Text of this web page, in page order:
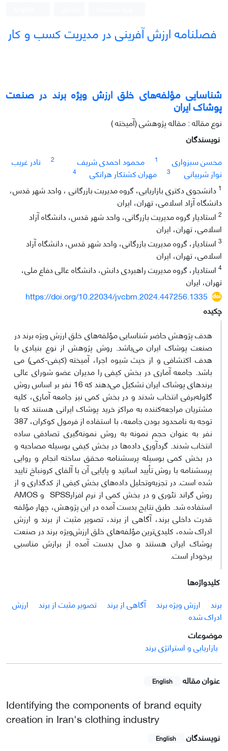
فصلنامه ارزش آفرینی در مدیریت کسب و کار
شناسایی مؤلفه‌های خلق ارزش ویژه برند در صنعت
پوشاک ایران
نوع مقاله : مقاله پژوهشی (آمیخته )
نویسندگان
محسن سبزواری
1 محمود احمدی شریف 2
نادر غریب
نواز شربیانی
3 مهران کشتکار هرانکی
4
1 دانشجوی دکتری بازاریابی، گروه مدیریت بازرگانی ، واحد شهر قدس،
دانشگاه آزاد اسلامی، تهران، ایران
2 استادیار گروه مدیریت بازرگانی، واحد شهر قدس، دانشگاه آزاد
اسلامی، تهران، ایران
3 استادیار، گروه مدیریت بازرگانی، واحد شهر قدس، دانشگاه آزاد
اسلامی، تهران، ایران
4 استادیار، گروه مدیریت راهبردی دانش، دانشگاه عالی دفاع ملی،
تهران، ایران
https://doi.org/10.22034/jvcbm.2024.447256.1335
چکیده
هدف پژوهش حاضر شناسایی مؤلفه‌های خلق ارزش ویژه برند در
صنعت پوشاک ایران می‌باشد. روش پژوهش از نوع بنیادی با
هدف اکتشافی و از حیث شیوه اجرا، آمیخته (کیفی-کمی) می
باشد. جامعه آماری در بخش کیفی را مدیران عضو شورای عالی
برندهای پوشاک ایران تشکیل می‌دهند که 16 نفر بر اساس روش
گلوله‌برفی انتخاب شدند و در بخش کمی نیز جامعه آماری، کلیه
مشتریان مراجعه‌کننده به مراکز خرید پوشاک ایرانی هستند که با
توجه به نامحدود بودن جامعه، با استفاده از فرمول کوکران، 387
نفر به عنوان حجم نمونه به روش نمونه‌گیری تصادفی ساده
انتخاب شدند. گردآوری داده‌ها در بخش کیفی بوسیله مصاحبه و
در بخش کمی بوسیله پرسشنامه محقق ساخته انجام و روایی
پرسشنامه با روش تأیید اساتید و پایایی آن با آلفای کرونباخ تایید
شده است. در تجزیه‌وتحلیل داده‌های بخش کیفی از کدگذاری و از
روش گراند تئوری و در بخش کمی از نرم افزارSPSS و AMOS
استفاده شد. طبق نتایج بدست آمده در این پژوهش، چهار مؤلفه
قدرت داخلی برند، آگاهی از برند، تصویر مثبت از برند و ارزش
ادراک شده، کلیدی‌‌ترین مؤلفه‌های خلق ارزش‌ویژه برند در صنعت
پوشاک ایران هستند و مدل بدست آمده از برازش مناسبی
برخودار است.
کلیدواژه‌ها
برند
ارزش ویژه برند آگاهی از برند تصویر مثبت از برند
ارزش
ادراک شده
موضوعات
بازاریابی و استراتژی برند
عنوان مقاله English
Identifying the components of brand equity
creation in Iran's clothing industry
نویسندگان English